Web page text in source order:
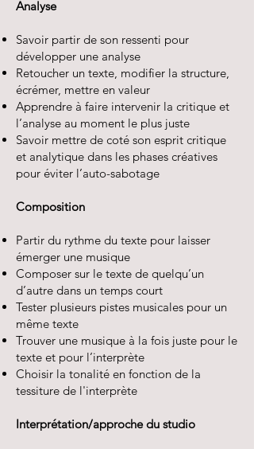
Analyse
Savoir partir de son ressenti pour
développer une analyse
Retoucher un texte, modifier la structure,
écrémer, mettre en valeur
Apprendre à faire intervenir la critique et
l’analyse au moment le plus juste
Savoir mettre de coté son esprit critique
et analytique dans les phases créatives
pour éviter l’auto-sabotage
Composition
Partir du rythme du texte pour laisser
émerger une musique
Composer sur le texte de quelqu’un
d’autre dans un temps court
Tester plusieurs pistes musicales pour un
même texte
Trouver une musique à la fois juste pour le
texte et pour l’interprète
Choisir la tonalité en fonction de la
tessiture de l'interprète
Interprétation/approche du studio